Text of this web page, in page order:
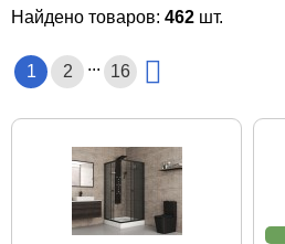
Найдено товаров: 462 шт.
1 2 ... 16